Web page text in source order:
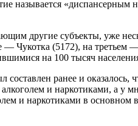
называется «диспансерным
другие субъекты, уже
— Чукотка (5172), на
на 100 тысяч
ранее и оказалось,
и наркотиками, а у
и наркотиками в основном